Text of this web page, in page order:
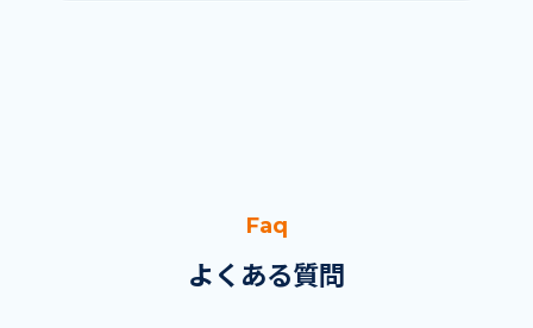
Faq
よくある質問